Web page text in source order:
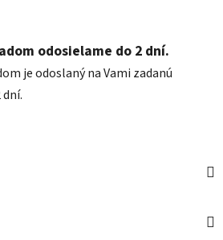
odosielame do 2 dní.
je odoslaný na Vami zadanú
dní.